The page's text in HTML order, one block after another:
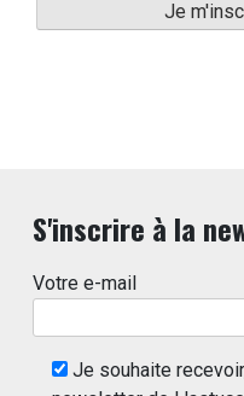
S'inscrire à la
Votre e-mail
Je souhaite